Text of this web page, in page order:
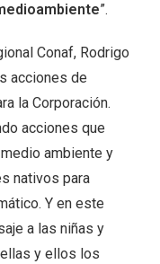
”.
Conaf, Rodrigo
acciones de
la Corporación.
acciones que
ambiente y
nativos para
Y en este
a las niñas y
y ellos los